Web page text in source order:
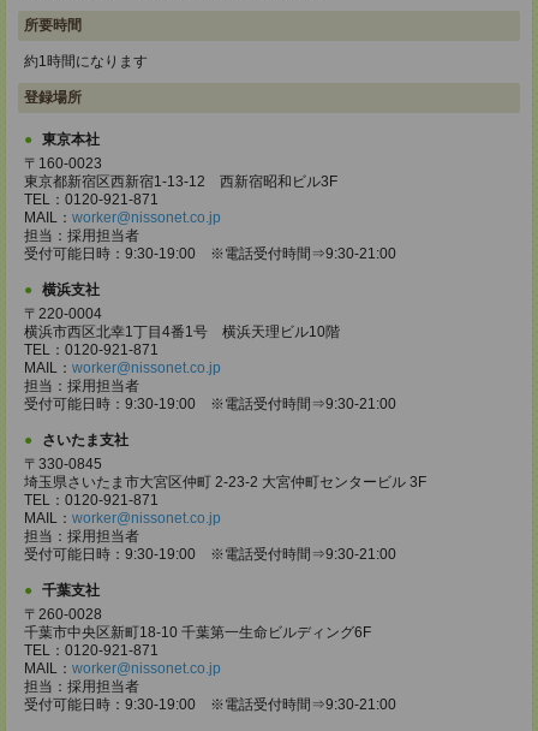
所要時間
約1時間になります
登録場所
東京本社
〒160-0023
東京都新宿区西新宿1-13-12 西新宿昭和ビル3F
TEL：0120-921-871
MAIL： worker@nissonet.co.jp
担当：採用担当者
受付可能日時：9:30-19:00 ※電話受付時間⇒9:30-21:00
横浜支社
〒220-0004
横浜市西区北幸1丁目4番1号 横浜天理ビル10階
TEL：0120-921-871
MAIL： worker@nissonet.co.jp
担当：採用担当者
受付可能日時：9:30-19:00 ※電話受付時間⇒9:30-21:00
さいたま支社
〒330-0845
埼玉県さいたま市大宮区仲町 2-23-2 大宮仲町センタービル 3F
TEL：0120-921-871
MAIL： worker@nissonet.co.jp
担当：採用担当者
受付可能日時：9:30-19:00 ※電話受付時間⇒9:30-21:00
千葉支社
〒260-0028
千葉市中央区新町18-10 千葉第一生命ビルディング6F
TEL：0120-921-871
MAIL： worker@nissonet.co.jp
担当：採用担当者
受付可能日時：9:30-19:00 ※電話受付時間⇒9:30-21:00